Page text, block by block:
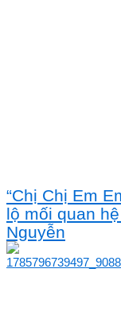
“Chị Chị Em
lộ mối quan
Nguyễn